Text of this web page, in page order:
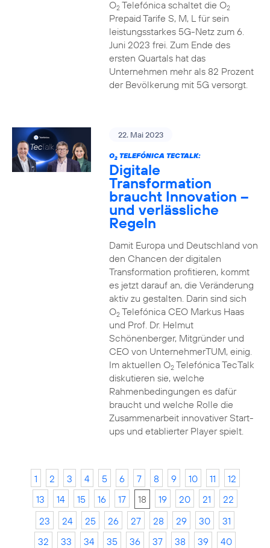
O2Telefónica schaltet die O2
Prepaid Tarife S, M, L für sein
leistungsstarkes 5G-Netz zum 6.
Juni 2023 frei. Zum Ende des
ersten Quartals hat das
Unternehmen mehr als 82 Prozent
der Bevölkerung mit 5G versorgt.
22. Mai 2023
O2TELEFÓNICA TECTALK:
Digitale
Transformation
braucht Innovation –
und verlässliche
Regeln
Damit Europa und Deutschland von
den Chancen der digitalen
Transformation profitieren, kommt
es jetzt darauf an, die Veränderung
aktiv zu gestalten. Darin sind sich
O2Telefónica CEO Markus Haas
und Prof. Dr. Helmut
Schönenberger, Mitgründer und
CEO von UnternehmerTUM, einig.
Im aktuellen O2Telefónica TecTalk
diskutieren sie, welche
Rahmenbedingungen es dafür
braucht und welche Rolle die
Zusammenarbeit innovativer Start-
ups und etablierter Player spielt.
1 2 3 4 5 6 7 8 9 10 11
12
13
14 15 16 17 18 19 20 21
22
23
24 25 26 27 28 29 30
31
32
33 34 35 36 37 38 39
40